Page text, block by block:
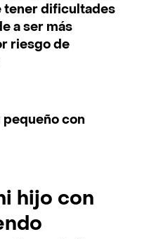
tener dificultades
a ser más
riesgo de
pequeño con
hijo con